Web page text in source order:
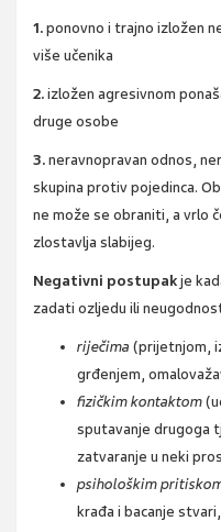
1.ponovno i trajno izložen
više učenika
2.izložen agresivnom
druge osobe
3.neravnopravan odnos,
skupina protiv pojedinca.
ne može se obraniti, a vrlo
zlostavlja slabijeg.
Negativni postupakje
zadati ozljedu ili
riječima (prijetnjom,
grđenjem,
fizičkim kontaktom
sputavanje drugoga
zatvaranje u neki
psihološkim
krađa i bacanje